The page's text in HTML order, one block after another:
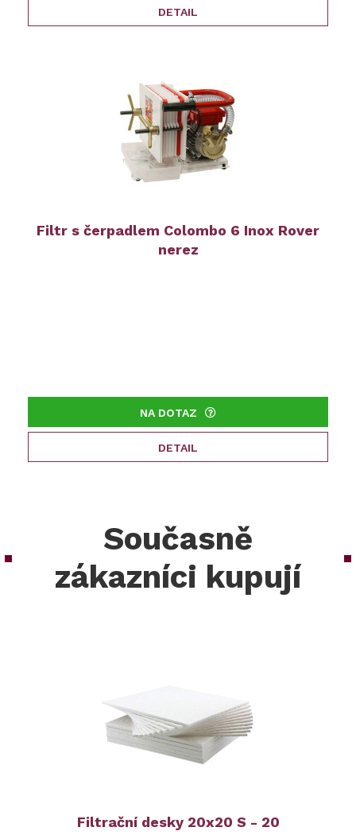
DETAIL
Filtr s čerpadlem Colombo 6 Inox Rover
nerez
NA DOTAZ
DETAIL
Současně
zákazníci kupují
Filtrační desky 20x20 S - 20